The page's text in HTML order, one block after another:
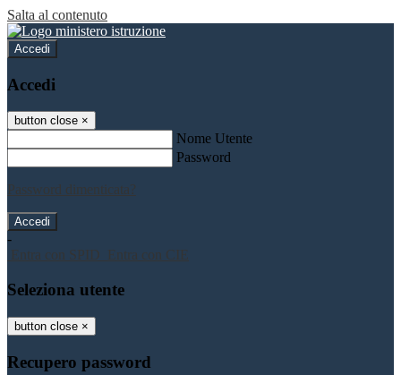
Salta al contenuto
Accedi
Accedi
button close ×
Nome Utente
Password
Password dimenticata?
-
Entra con SPID
Entra con CIE
Seleziona utente
button close ×
Recupero password